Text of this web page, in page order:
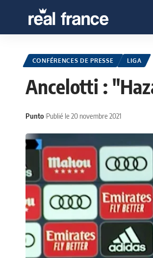
CONFÉRENCES DE PRESSE LIGA
Ancelotti :
Punto Publié le 20 novembre 2021